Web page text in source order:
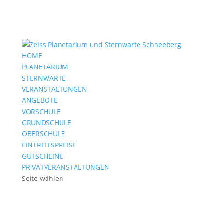
HOME
PLANETARIUM
STERNWARTE
VERANSTALTUNGEN
ANGEBOTE
VORSCHULE
GRUNDSCHULE
OBERSCHULE
EINTRITTSPREISE
GUTSCHEINE
PRIVATVERANSTALTUNGEN
Seite wählen